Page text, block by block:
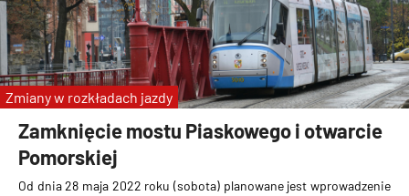
Zamknięcie mostu Piaskowego i otwarcie
Pomorskiej
Od dnia 28 maja 2022 roku (sobota) planowane jest wprowadzenie
Zmiany w rozkładach jazdy